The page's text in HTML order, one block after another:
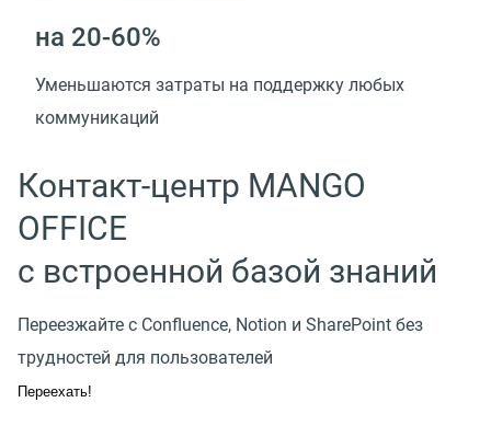
на 20-60%
Уменьшаются затраты на поддержку любых
коммуникаций
Контакт-центр MANGO
OFFICE
с встроенной базой знаний
Переезжайте с Confluence, Notion и SharePoint без
трудностей для пользователей
Переехать!